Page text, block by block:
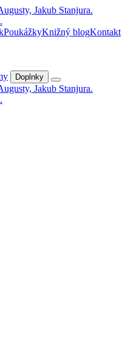
PoukážkyKnižný blogKontakt
Doplnky